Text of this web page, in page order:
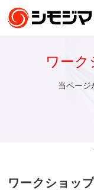
ワーク
当ページ
ワークショッ